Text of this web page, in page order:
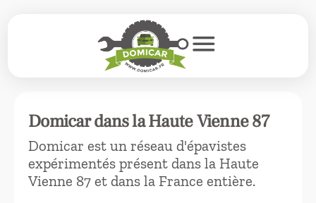
menu
Domicar dans la Haute Vienne 87
Domicar est un réseau d'épavistes
expérimentés présent dans la Haute
Vienne 87 et dans la France entière.